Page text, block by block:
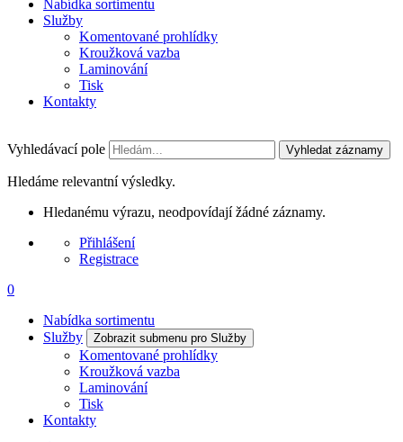
Nabídka sortimentu
Služby
Komentované prohlídky
Kroužková vazba
Laminování
Tisk
Kontakty
Vyhledávací pole Vyhledat záznamy
Hledáme relevantní výsledky.
Hledanému výrazu, neodpovídají žádné záznamy.
Přihlášení
Registrace
0
Nabídka sortimentu
Služby
Zobrazit submenu pro Služby
Komentované prohlídky
Kroužková vazba
Laminování
Tisk
Kontakty